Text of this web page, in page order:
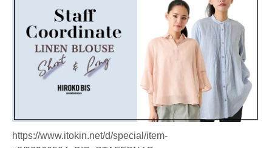
https://www.itokin.net/d/special/item-